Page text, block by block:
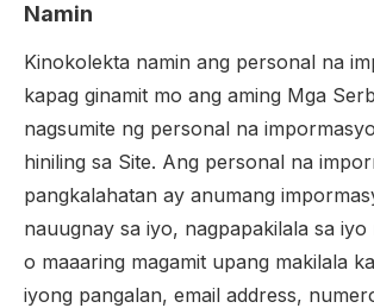
Namin
Kinokolekta namin ang personal na
kapag ginamit mo ang aming Mga
nagsumite ng personal na
hiniling sa Site. Ang personal na
pangkalahatan ay anumang
nauugnay sa iyo, nagpapakilala sa
o maaaring magamit upang makilala
iyong pangalan, email address,